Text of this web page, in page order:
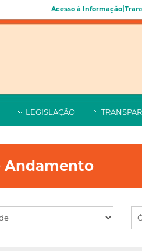
Acesso à Informação
LEGISLAÇÃO
Andamento